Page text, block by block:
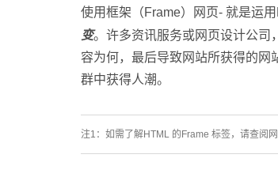
使用框架（Frame）网页- 就是运
变。许多资讯服务或网页设计公司
容为何，最后导致网站所获得的
群中获得人潮。
注1：如需了解HTML 的Frame 标签，请查阅